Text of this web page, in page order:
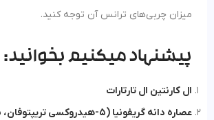
میزان چربی‌های ترانس آن توجه کنید.
پیشنهاد میکنیم بخوانید:
ال کارنتین ال تارتارات
عصاره دانه گریفونیا (5-هیدروکسی تریپتوفان، 5-HTP)